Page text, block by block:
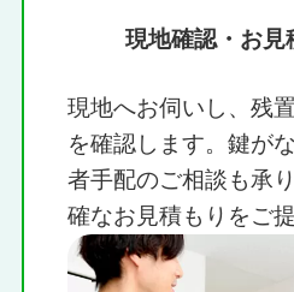
現地確認・お見
現地へお伺いし、残
を確認します。鍵が
者手配のご相談も承
確なお見積もりをご